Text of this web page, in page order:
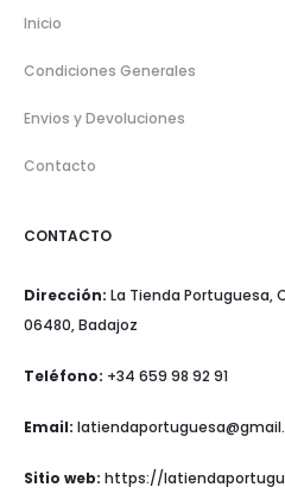
Inicio
Condiciones Generales
Envios y Devoluciones
Contacto
CONTACTO
Dirección: La Tienda Portuguesa,
06480, Badajoz
Teléfono: +34 659 98 92 91
Email:
Sitio web: https://